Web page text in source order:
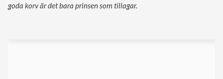
goda korv är det bara prinsen som tillagar.